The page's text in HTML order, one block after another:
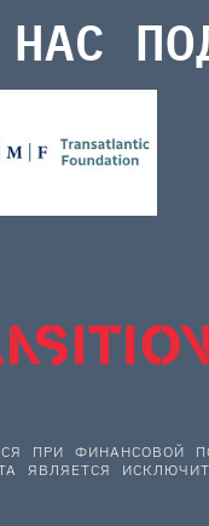
НАС
ПРИ
ЯВЛЯЕТСЯ